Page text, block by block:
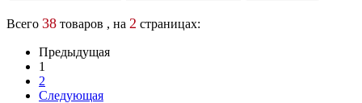
Всего 38 товаров , на 2 страницах:
Предыдущая
1
2
Следующая